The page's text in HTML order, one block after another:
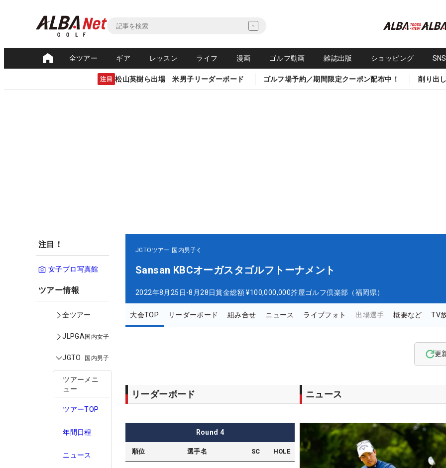
全ツアー ギア レッスン ライフ 漫画 ゴルフ動画 雑誌出版 ショッピング
注目 松山英樹ら出場 米男子リーダーボード ゴルフ場予約／期間限定クーポン配布中！ 削り出
注目！
女子プロ写真館
ツアー情報
全ツアー
JLPGA国内女子
JGTO 国内男子
ツアーメニ
ュー
ツアーTOP
年間日程
ニュース
JGTOツアー 国内男子
Sansan KBCオーガスタゴルフトーナメント
2022年8月25日-8月28日賞金総額 ¥100,000,000芥屋ゴルフ倶楽部（福岡県）
大会TOP リーダーボード 組み合せ ニュース ライブフォト 出場選手 概要など TV
更
リーダーボード
Round 4
順位 選手名 SC HOLE
ニュース